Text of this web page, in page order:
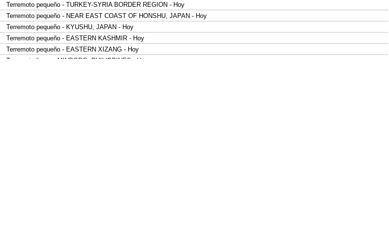
Terremoto pequeño - TURKEY-SYRIA BORDER REGION - Hoy
Terremoto pequeño - NEAR EAST COAST OF HONSHU, JAPAN - Hoy
Terremoto pequeño - KYUSHU, JAPAN - Hoy
Terremoto pequeño - EASTERN KASHMIR - Hoy
Terremoto pequeño - EASTERN XIZANG - Hoy
Terremoto ligero - MINDORO, PHILIPPINES - Hoy